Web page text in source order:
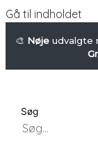
Gå til indholdet
🎨 Nøje udvalgte
Søg